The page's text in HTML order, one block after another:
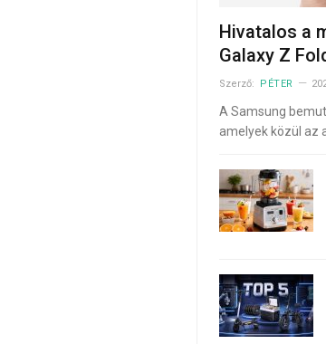
Hivatalos a
Galaxy Z
Szerző: PÉTER
A Samsung
amelyek közül az